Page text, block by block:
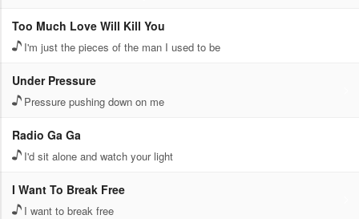
Too Much Love Will Kill You
I'm just the pieces of the man I used to be
Under Pressure
Pressure pushing down on me
Radio Ga Ga
I'd sit alone and watch your light
I Want To Break Free
I want to break free